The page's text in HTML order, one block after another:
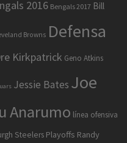
2016 Bengals 2017 Bill
Browns Defensa
Kirkpatrick Geno Atkins
Jessie Bates Joe
Anarumo línea ofensiva
Steelers Playoffs Randy